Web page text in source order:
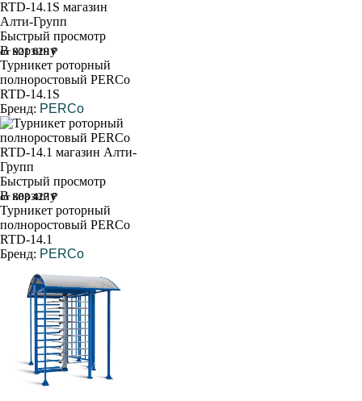
Быстрый просмотр
В корзину
от 921 629 ₽
Турникет роторный
полноростовый PERCo
RTD-14.1S
Бренд: PERCo
Быстрый просмотр
В корзину
от 888 427 ₽
Турникет роторный
полноростовый PERCo
RTD-14.1
Бренд: PERCo